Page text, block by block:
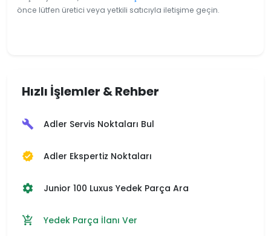
önce lütfen üretici veya yetkili satıcıyla iletişime geçin.
Hızlı İşlemler & Rehber
build Adler Servis Noktaları Bul
verified Adler Ekspertiz Noktaları
settings Junior 100 Luxus Yedek Parça Ara
add_shopping_cart Yedek Parça İlanı Ver